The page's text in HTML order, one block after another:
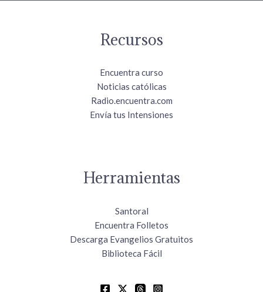
Recursos
Encuentra curso
Noticias católicas
Radio.encuentra.com
Envía tus Intensiones
Herramientas
Santoral
Encuentra Folletos
Descarga Evangelios Gratuitos
Biblioteca Fácil